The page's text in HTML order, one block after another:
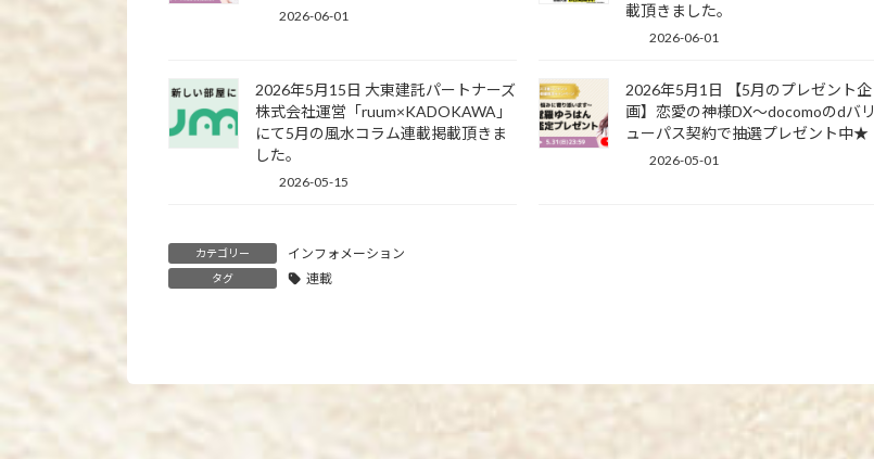
2026-06-01
載頂きました。
2026-06-01
2026年5月15日 大東建託パートナーズ
株式会社運営「ruum×KADOKAWA」
にて5月の風水コラム連載掲載頂きま
した。
2026-05-15
2026年5月1日 【5月のプレゼント企
画】恋愛の神様DX〜docomoのdバリ
ューパス契約で抽選プレゼント中★
2026-05-01
カテゴリー インフォメーション
タグ 連載